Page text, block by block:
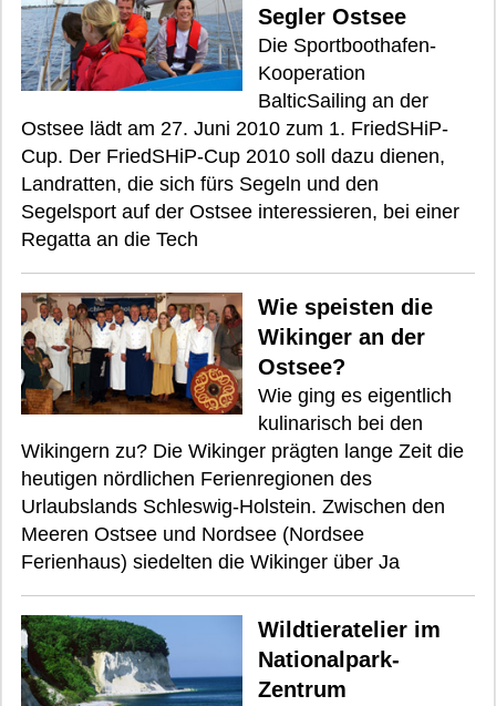
Segler Ostsee
Die Sportboothafen-
Kooperation
BalticSailing an der
Ostsee lädt am 27. Juni 2010 zum 1. FriedSHiP-
Cup. Der FriedSHiP-Cup 2010 soll dazu dienen,
Landratten, die sich fürs Segeln und den
Segelsport auf der Ostsee interessieren, bei einer
Regatta an die Tech
Wie speisten die
Wikinger an der
Ostsee?
Wie ging es eigentlich
kulinarisch bei den
Wikingern zu? Die Wikinger prägten lange Zeit die
heutigen nördlichen Ferienregionen des
Urlaubslands Schleswig-Holstein. Zwischen den
Meeren Ostsee und Nordsee (Nordsee
Ferienhaus) siedelten die Wikinger über Ja
Wildtieratelier im
Nationalpark-
Zentrum